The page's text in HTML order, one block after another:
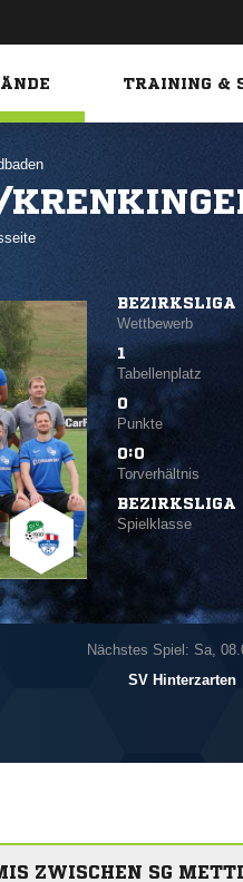
TRAINING &
BEZIRKSLIGA
Wettbewerb
1
Tabellenplatz
0
Punkte
0:0
Torverhältnis
BEZIRKSLIGA
Spielklasse
Nächstes Spiel: Sa,
SV Hinterzarten
ZWISCHEN SG